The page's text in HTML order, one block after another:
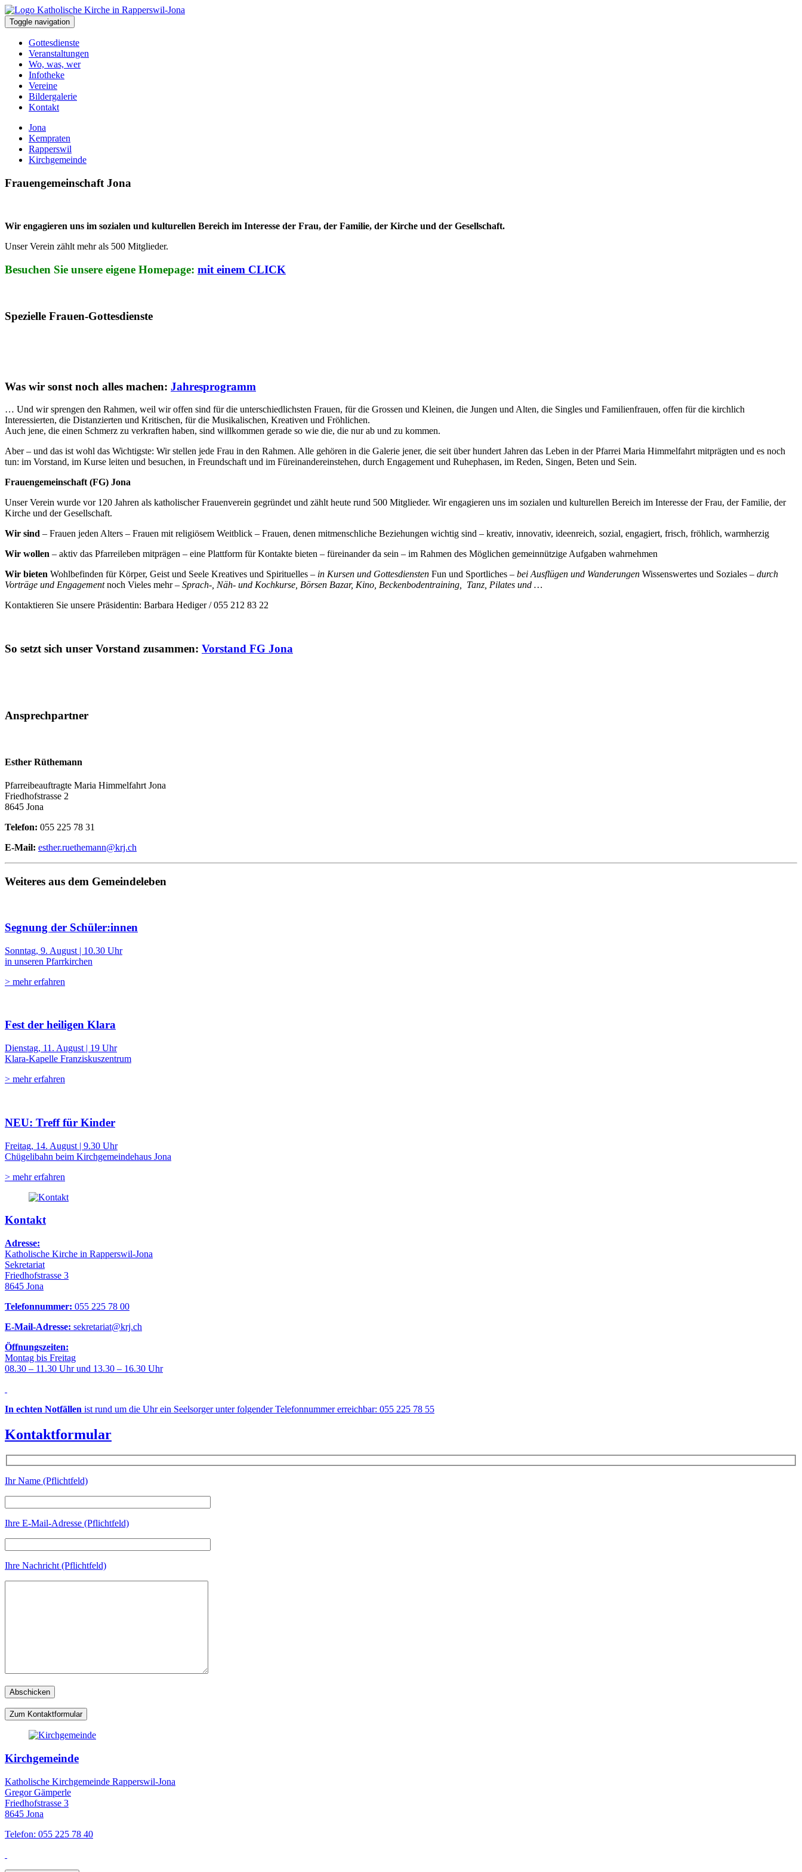
Toggle navigation
Gottesdienste
Veranstaltungen
Wo, was, wer
Infotheke
Vereine
Bildergalerie
Kontakt
Jona
Kempraten
Rapperswil
Kirchgemeinde
Frauengemeinschaft Jona
Wir engagieren uns im sozialen und kulturellen Bereich im Interesse der Frau, der Familie, der Kirche und der Gesellschaft.
Unser Verein zählt mehr als 500 Mitglieder.
Besuchen Sie unsere eigene Homepage: mit einem CLICK
Spezielle Frauen-Gottesdienste
Was wir sonst noch alles machen: Jahresprogramm
… Und wir sprengen den Rahmen, weil wir offen sind für die unterschiedlichsten Frauen, für die Grossen und Kleinen, die Jungen und Alten, die Singles und Familienfrauen, offen für die kirchlich
Interessierten, die Distanzierten und Kritischen, für die Musikalischen, Kreativen und Fröhlichen.
Auch jene, die einen Schmerz zu verkraften haben, sind willkommen gerade so wie die, die nur ab und zu kommen.
Aber – und das ist wohl das Wichtigste: Wir stellen jede Frau in den Rahmen. Alle gehören in die Galerie jener, die seit über hundert Jahren das Leben in der Pfarrei Maria Himmelfahrt mitprägten und es noch
tun: im Vorstand, im Kurse leiten und besuchen, in Freundschaft und im Füreinandereinstehen, durch Engagement und Ruhephasen, im Reden, Singen, Beten und Sein.
Frauengemeinschaft (FG) Jona
Unser Verein wurde vor 120 Jahren als katholischer Frauenverein gegründet und zählt heute rund 500 Mitglieder. Wir engagieren uns im sozialen und kulturellen Bereich im Interesse der Frau, der Familie, der
Kirche und der Gesellschaft.
Wir sind – Frauen jeden Alters – Frauen mit religiösem Weitblick – Frauen, denen mitmenschliche Beziehungen wichtig sind – kreativ, innovativ, ideenreich, sozial, engagiert, frisch, fröhlich, warmherzig
Wir wollen – aktiv das Pfarreileben mitprägen – eine Plattform für Kontakte bieten – füreinander da sein – im Rahmen des Möglichen gemeinnützige Aufgaben wahrnehmen
Wir bieten Wohlbefinden für Körper, Geist und Seele Kreatives und Spirituelles – in Kursen und Gottesdiensten Fun und Sportliches – bei Ausflügen und Wanderungen Wissenswertes und Soziales – durch
Vorträge und Engagementnoch Vieles mehr – Sprach-, Näh- und Kochkurse, Börsen Bazar, Kino, Beckenbodentraining, Tanz, Pilates und …
Kontaktieren Sie unsere Präsidentin: Barbara Hediger / 055 212 83 22
So setzt sich unser Vorstand zusammen: Vorstand FG Jona
Ansprechpartner
Esther Rüthemann
Pfarreibeauftragte Maria Himmelfahrt Jona
Friedhofstrasse 2
8645 Jona
Telefon: 055 225 78 31
E-Mail: esther.ruethemann@krj.ch
Weiteres aus dem Gemeindeleben
Segnung der Schüler:innen
Sonntag, 9. August | 10.30 Uhr
in unseren Pfarrkirchen
> mehr erfahren
Fest der heiligen Klara
Dienstag, 11. August | 19 Uhr
Klara-Kapelle Franziskuszentrum
> mehr erfahren
NEU: Treff für Kinder
Freitag, 14. August | 9.30 Uhr
Chügelibahn beim Kirchgemeindehaus Jona
> mehr erfahren
Kontakt
Adresse:
Katholische Kirche in Rapperswil-Jona
Sekretariat
Friedhofstrasse 3
8645 Jona
Telefonnummer: 055 225 78 00
E-Mail-Adresse: sekretariat@krj.ch
Öffnungszeiten:
Montag bis Freitag
08.30 – 11.30 Uhr und 13.30 – 16.30 Uhr
In echten Notfällen ist rund um die Uhr ein Seelsorger unter folgender Telefonnummer erreichbar: 055 225 78 55
Kontaktformular
Ihr Name (Pflichtfeld)
Ihre E-Mail-Adresse (Pflichtfeld)
Ihre Nachricht (Pflichtfeld)
Zum Kontaktformular
Kirchgemeinde
Katholische Kirchgemeinde Rapperswil-Jona
Gregor Gämperle
Friedhofstrasse 3
8645 Jona
Telefon: 055 225 78 40